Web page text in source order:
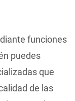
funciones
puedes
que
de las